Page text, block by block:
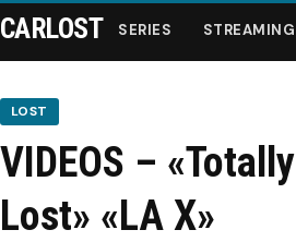
Series
Streaming
CARLOST SERIES STREAMING
LOST
VIDEOS – «Totally
Lost» «LA X»